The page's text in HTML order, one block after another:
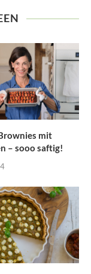
mit
– sooo saftig!